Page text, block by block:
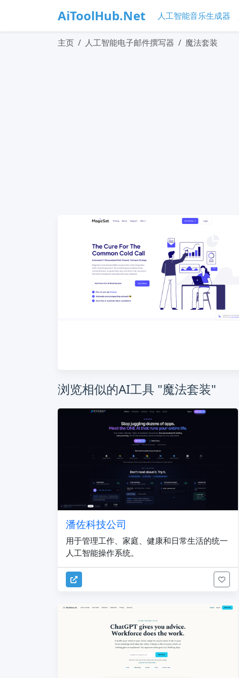
AiToolHub.Net 人工智能音乐生成器
主页 人工智能电子邮件撰写器 魔法套装
浏览相似的AI工具 "魔法套装"
潘佐科技公司
用于管理工作、家庭、健康和日常生活的统一
人工智能操作系统。